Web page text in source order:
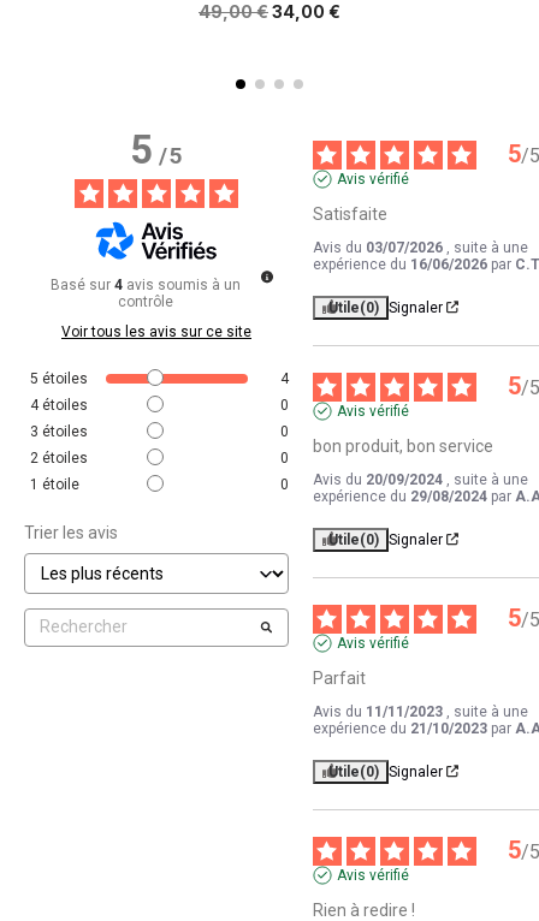
49,00 €34,00 €
5/5
Basé sur 4 avis soumis à un
contrôle
Voir tous les avis sur ce site
5 étoiles
4
4 étoiles
0
3 étoiles
0
2 étoiles
0
1 étoile 0
Trier les avis
5/5
Avis vérifié
Satisfaite
Avis du 03/07/2026
, suite à une
expérience du 16/06/2026 par
Utile(0) Signaler
5/5
Avis vérifié
bon produit, bon service
Avis du 20/09/2024
, suite à une
expérience du 29/08/2024 par
Utile(0) Signaler
5/5
Avis vérifié
Parfait
Avis du 11/11/2023
, suite à une
expérience du 21/10/2023 par
Utile(0) Signaler
5/5
Avis vérifié
Rien à redire !